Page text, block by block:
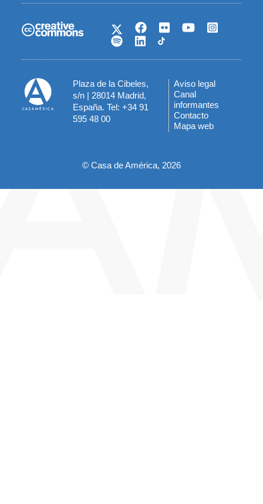
Plaza de la Cibeles,
s/n | 28014 Madrid,
España. Tel: +34 91
595 48 00
Menú
del
pie
Aviso legal
Canal
informantes
Contacto
Mapa web
© Casa de América, 2026